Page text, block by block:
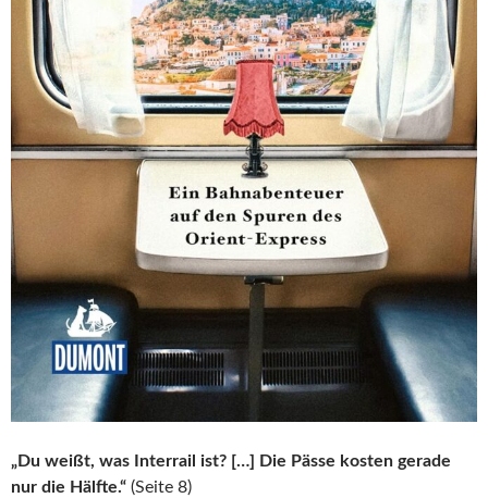
„Du weißt, was Interrail ist? […] Die Pässe kosten gerade
nur die Hälfte.“ (Seite 8)